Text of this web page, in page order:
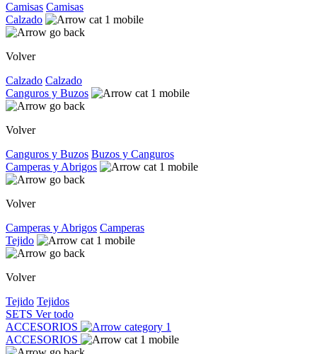
Camisas Camisas
Calzado
Volver
Calzado Calzado
Canguros y Buzos
Volver
Canguros y Buzos Buzos y Canguros
Camperas y Abrigos
Volver
Camperas y Abrigos Camperas
Tejido
Volver
Tejido Tejidos
SETS Ver todo
ACCESORIOS
ACCESORIOS